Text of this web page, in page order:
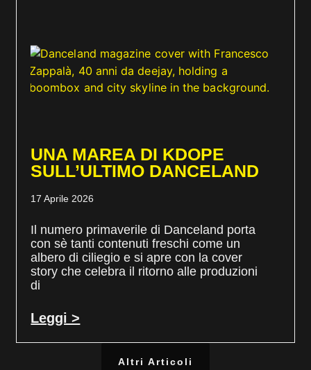
UNA MAREA DI KDOPE
SULL’ULTIMO DANCELAND
17 Aprile 2026
Il numero primaverile di Danceland porta
con sè tanti contenuti freschi come un
albero di ciliegio e si apre con la cover
story che celebra il ritorno alle produzioni
di
Leggi >
Altri Articoli